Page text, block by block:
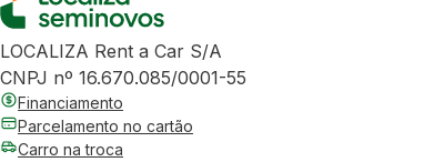
LOCALIZA Rent a Car S/A
CNPJ nº 16.670.085/0001-55
Financiamento
Parcelamento no cartão
Carro na troca